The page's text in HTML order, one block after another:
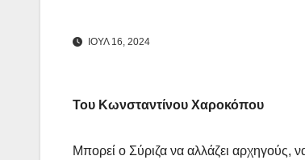
ΙΟΥΛ 16, 2024
Του Κωνσταντίνου Χαροκόπου
Μπορεί ο Σύριζα να αλλάζει αρχηγούς,